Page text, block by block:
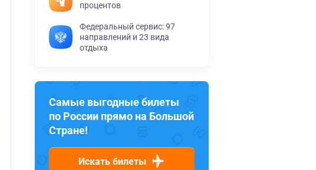
процентов
Федеральный сервис: 97
направлений и 23 вида
отдыха
Самые выгодные билеты
по России прямо на Большой
Стране!
Искать билеты